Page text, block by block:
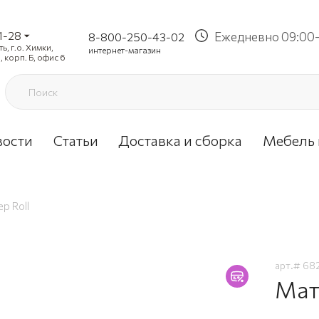
28
г.о. Химки,
корп. Б, офис 6
8-800-250-43-02
интернет-магазин
Ежедневно
Статьи Доставка и сборка Мебель
Roll
арт.#